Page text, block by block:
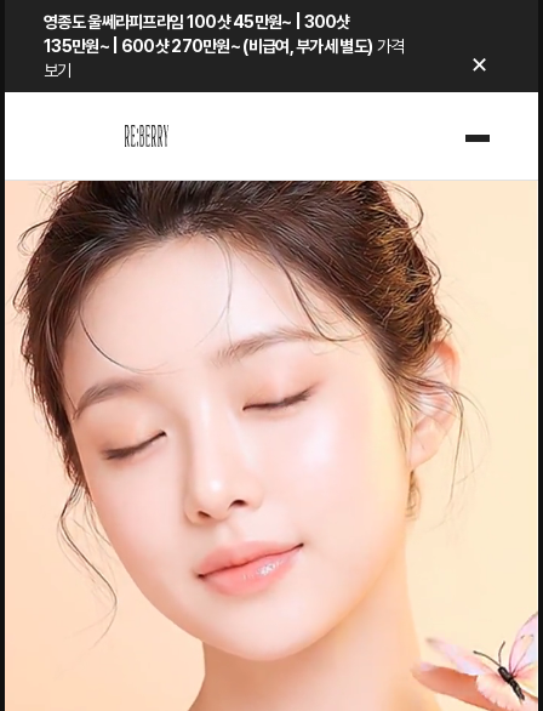
content
영종도 울쎄라피프라임 100샷 45만원~ | 300샷
135만원~ | 600샷 270만원~ (비급여, 부가세 별도) 가격
보기
×